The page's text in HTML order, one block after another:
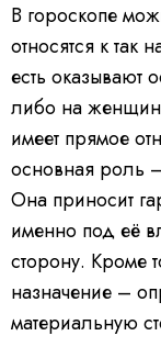
В гороскопе
относятся к так
есть оказывают
либо на
имеет прямое
основная роль
Она приносит
именно под её
сторону. Кроме
назначение –
материальную